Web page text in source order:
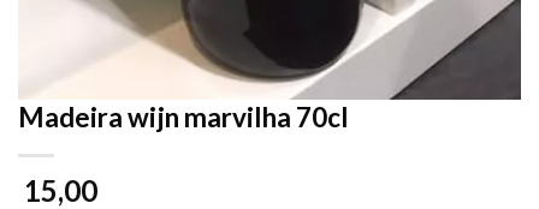
Madeira wijn marvilha 70cl
15,00